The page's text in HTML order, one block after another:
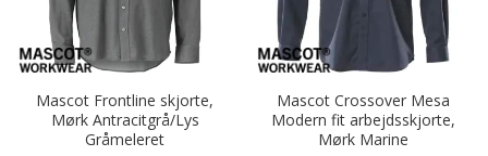
Mascot Frontline skjorte,
Mørk Antracitgrå/Lys
Gråmeleret
Mascot Crossover Mesa
Modern fit arbejdsskjorte,
Mørk Marine